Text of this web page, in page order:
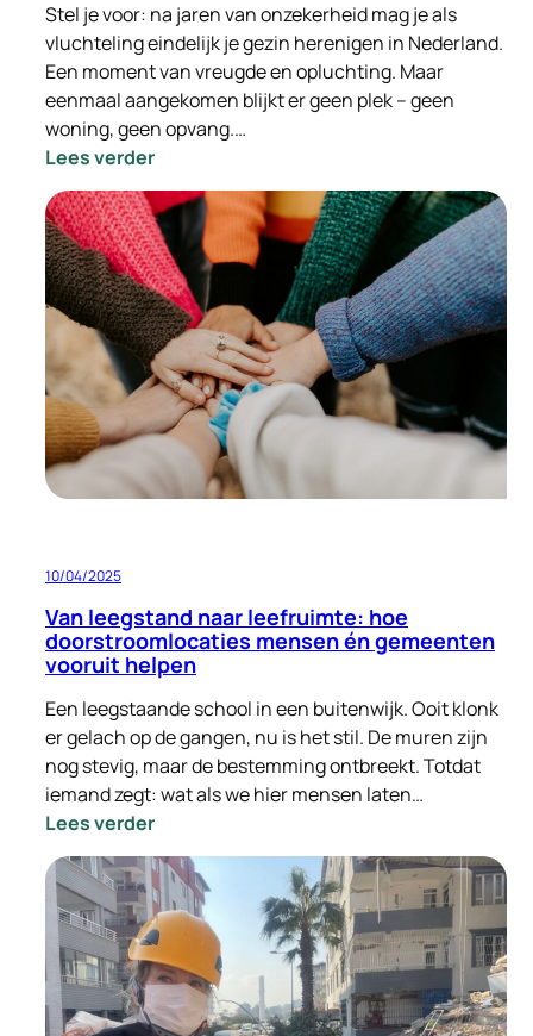
Stel je voor: na jaren van onzekerheid mag je als
vluchteling eindelijk je gezin herenigen in Nederland.
Een moment van vreugde en opluchting. Maar
eenmaal aangekomen blijkt er geen plek – geen
woning, geen opvang.…
Lees verder:
Samen
bouwen
aan
een
warme
ontvangst:
opvang
voor
nareizigers
én
ruimte
voor
10/04/2025
Van leegstand naar leefruimte: hoe
doorstroomlocaties mensen én gemeenten
vooruit helpen
Een leegstaande school in een buitenwijk. Ooit klonk
er gelach op de gangen, nu is het stil. De muren zijn
nog stevig, maar de bestemming ontbreekt. Totdat
iemand zegt: wat als we hier mensen laten…
Lees verder:
Van
leegstand
naar
leefruimte:
hoe
doorstroomlocaties
mensen